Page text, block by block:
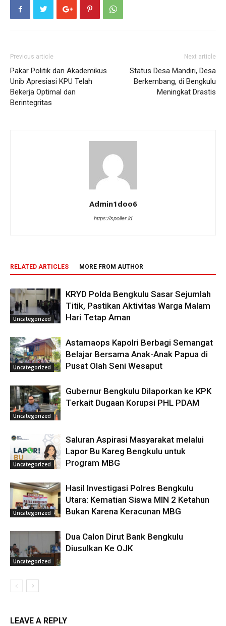
Previous article
Pakar Politik dan Akademikus
Unib Apresiasi KPU Telah
Bekerja Optimal dan
Berintegritas
Next article
Status Desa Mandiri, Desa
Berkembang, di Bengkulu
Meningkat Drastis
Admin1doo6
https://spoiler.id
RELATED ARTICLES MORE FROM AUTHOR
Uncategorized
KRYD Polda Bengkulu Sasar Sejumlah
Titik, Pastikan Aktivitas Warga Malam
Hari Tetap Aman
Uncategorized
Astamaops Kapolri Berbagi Semangat
Belajar Bersama Anak-Anak Papua di
Pusat Olah Seni Wesaput
Uncategorized
Gubernur Bengkulu Dilaporkan ke KPK
Terkait Dugaan Korupsi PHL PDAM
Uncategorized
Saluran Aspirasi Masyarakat melalui
Lapor Bu Kareg Bengkulu untuk
Program MBG
Uncategorized
Hasil Investigasi Polres Bengkulu
Utara: Kematian Siswa MIN 2 Ketahun
Bukan Karena Keracunan MBG
Uncategorized
Dua Calon Dirut Bank Bengkulu
Diusulkan Ke OJK
LEAVE A REPLY